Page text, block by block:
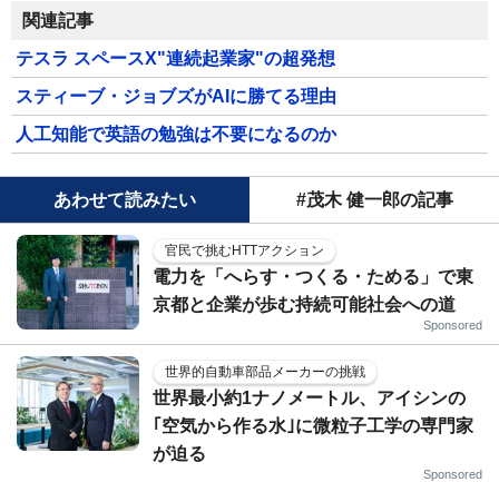
関連記事
テスラ スペースX"連続起業家"の超発想
スティーブ・ジョブズがAIに勝てる理由
人工知能で英語の勉強は不要になるのか
あわせて読みたい #茂木 健一郎の記事
官民で挑むHTTアクション
電力を「へらす・つくる・ためる」で東
京都と企業が歩む持続可能社会への道
Sponsored
世界的自動車部品メーカーの挑戦
世界最小約1ナノメートル、アイシンの
｢空気から作る水｣に微粒子工学の専門家
が迫る
Sponsored